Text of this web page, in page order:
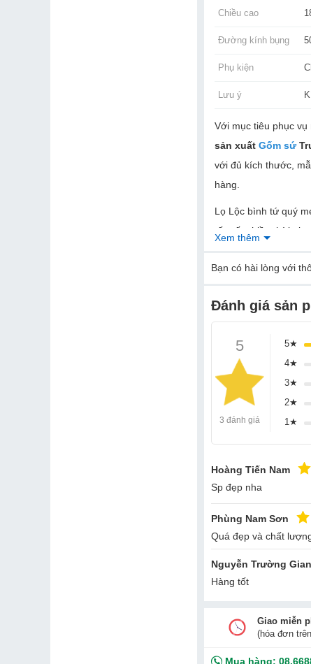
Chiều cao
Đường kính bụng
Phụ kiện
Lưu ý
Với mục tiêu phục
sản xuất Gốm sứ
với đủ kích thước,
hàng.
Lọ Lộc bình tứ quý
tốn rất nhiều thời
rộng rãi như sảnh
Sản phẩm được vẽ
Xem thêm
Bạn có hài lòng với
Đánh giá sản
5
3 đánh giá
5★
4★
3★
2★
1★
Hoàng Tiến Nam
Sp đẹp nha
Phùng Nam Sơn
Quá đẹp và chất
Nguyễn Trường
Hàng tốt
Giao miễn
(hóa đơn
Mua hàng: